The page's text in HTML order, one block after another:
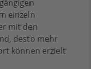
einzeln
mit den
desto mehr
können erzielt